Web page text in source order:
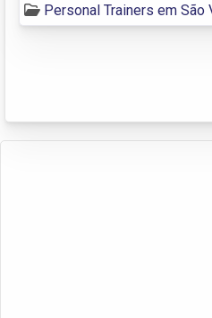
Personal Trainers em São